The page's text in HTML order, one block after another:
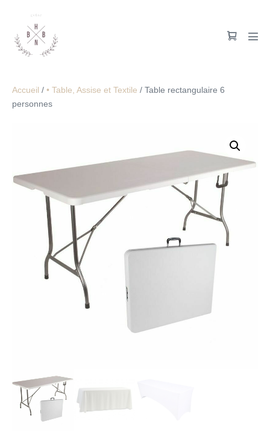
Accueil / • Table, Assise et Textile / Table rectangulaire 6
personnes